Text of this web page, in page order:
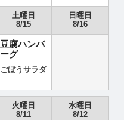
土曜日
8/15
日曜日
8/16
豆腐ハンバ
ーグ
ごぼうサラダ
火曜日
8/11
水曜日
8/12